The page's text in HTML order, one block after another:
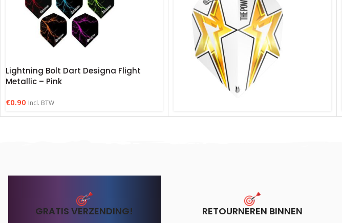
Lightning Bolt Dart Designa Flight
Metallic – Pink
€0.90 Incl. BTW
GRATIS VERZENDING! RETOURNEREN BINNEN